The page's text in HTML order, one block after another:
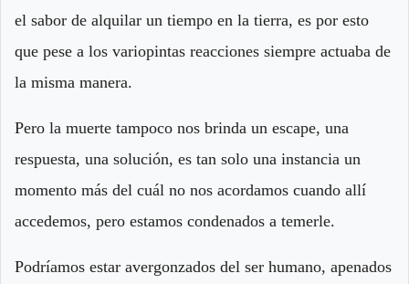
el sabor de alquilar un tiempo en la tierra, es por esto
que pese a los variopintas reacciones siempre actuaba de
la misma manera.
Pero la muerte tampoco nos brinda un escape, una
respuesta, una solución, es tan solo una instancia un
momento más del cuál no nos acordamos cuando allí
accedemos, pero estamos condenados a temerle.
Podríamos estar avergonzados del ser humano, apenados